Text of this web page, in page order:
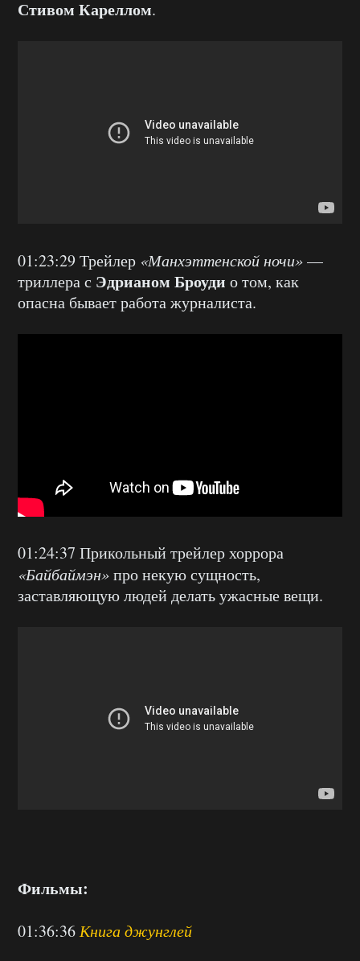
Стивом Кареллом.
01:23:29 Трейлер «Манхэттенской ночи»—
триллера с Эдрианом Броуди о том, как
опасна бывает работа журналиста.
01:24:37 Прикольный трейлер хоррора
«Байбаймэн»про некую сущность,
заставляющую людей делать ужасные вещи.
Фильмы:
01:36:36 Книга джунглей